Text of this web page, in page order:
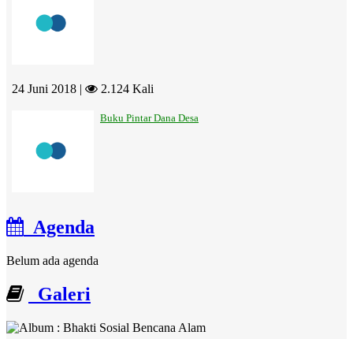
24 Juni 2018 | 2.124 Kali
Buku Pintar Dana Desa
Agenda
Belum ada agenda
Galeri